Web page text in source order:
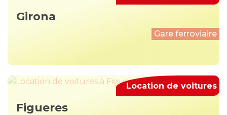
Girona
Gare ferroviaire
Figueres
Location de voitures